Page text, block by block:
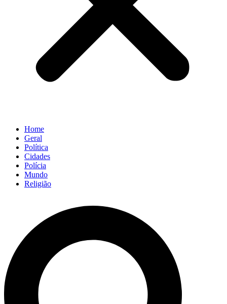
Home
Geral
Política
Cidades
Polícia
Mundo
Religião